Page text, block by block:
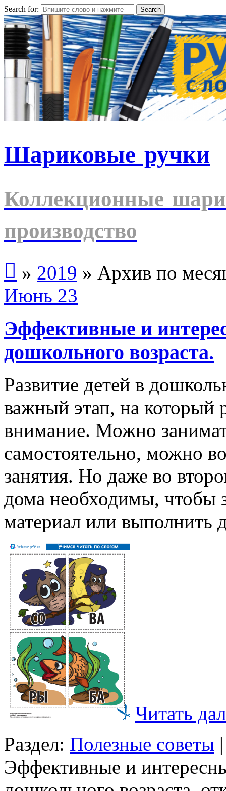
Search for:
Шариковые ручки
Коллекционные
производство
 » 2019 » Архив по
Июнь 23
Эффективные и
дошкольного возраста.
Развитие детей в
важный этап, на который
внимание. Можно
самостоятельно, можно
занятия. Но даже во
дома необходимы, чтобы
материал или выполнить
Читать
Раздел: Полезные советы
Эффективные и